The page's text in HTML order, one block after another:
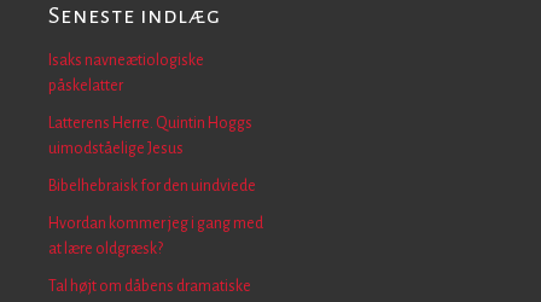
Seneste indlæg
Isaks navneætiologiske
påskelatter
Latterens Herre. Quintin Hoggs
uimodståelige Jesus
Bibelhebraisk for den uindviede
Hvordan kommer jeg i gang med
at lære oldgræsk?
Tal højt om dåbens dramatiske